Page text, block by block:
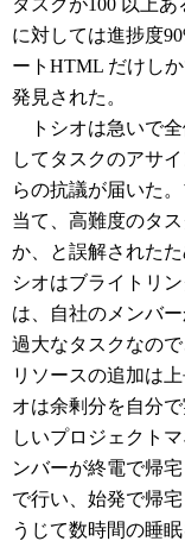
タスクが100 以上
に対しては進捗度
ートHTML だけし
発見された。
トシオは急いで全
してタスクのアサ
らの抗議が届いた
当て、高難度のタ
か、と誤解された
シオはブライトリ
は、自社のメンバ
過大なタスクなの
リソースの追加は
オは余剰分を自分
しいプロジェクト
ンバーが終電で帰
で行い、始発で帰
うじて数時間の睡